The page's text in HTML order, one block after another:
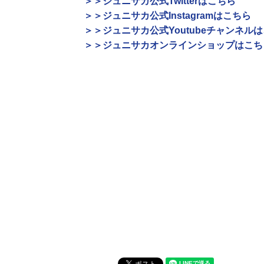
＞＞ジュニサカ公式Instagramはこちら
＞＞ジュニサカ公式Youtubeチャンネルは
＞＞ジュニサカオンラインショップはこち